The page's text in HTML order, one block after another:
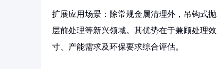
扩展应用场景：除常规金属清理外，吊钩式
层前处理等新兴领域。其优势在于兼顾处理
寸、产能需求及环保要求综合评估。